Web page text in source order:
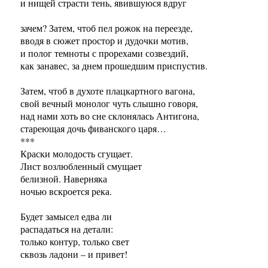
и нищей страсти тень, явившуюся вдруг
зачем? Затем, чтоб пел рожок на переезде,
вводя в сюжет простор и дудочки мотив,
и полог темноты с прорехами созвездий,
как занавес, за днем прошедшим приспустив.
Затем, чтоб в духоте плацкартного вагона,
свой вечный монолог чуть слышно говоря,
над нами хоть во сне склонялась Антигона,
стареющая дочь фиванского царя…
***
Краски молодость сгущает.
Лист возлюбленный смущает
белизной. Наверняка
ночью вскроется река.
Будет замысел едва ли
распадаться на детали:
только контур, только свет
сквозь ладони – и привет!